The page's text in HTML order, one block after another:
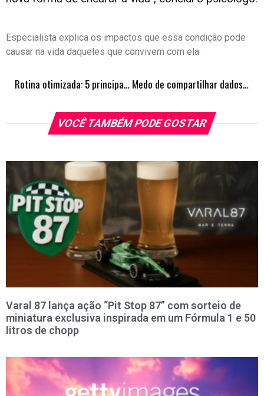
Especialista explica os impactos que essa condição pode
causar na vida daqueles que convivem com ela
Rotina otimizada: 5 principais inteligências artificiais que facilitam as tarefas do dia a dia Medo de compartilhar dados? Saiba que a conexão bancária pode te ajudar a conseguir empréstimos
VOCÊ TAMBÉM PODE GOSTAR
Varal 87 lança ação “Pit Stop 87” com sorteio de
miniatura exclusiva inspirada em um Fórmula 1 e 50
litros de chopp